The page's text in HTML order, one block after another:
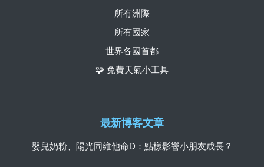
所有洲際
所有國家
世界各國首都
🧩 免費天氣小工具
最新博客文章
嬰兒奶粉、陽光同維他命D：點樣影響小朋友成長？